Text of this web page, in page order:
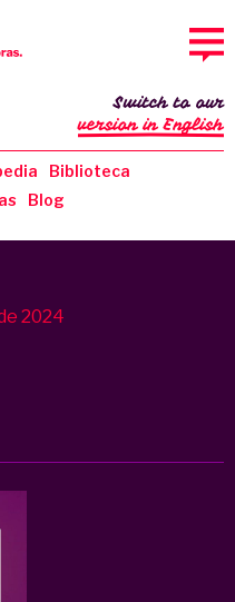
Biblioteca
Blog
Switch to our
version in English
2024